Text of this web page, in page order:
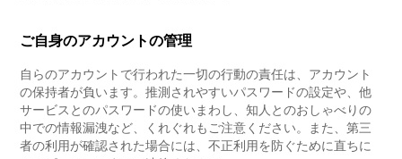
ご自身のアカウントの管理
自らのアカウントで行われた一切の行動の責任は、アカウント
の保持者が負います。推測されやすいパスワードの設定や、他
サービスとのパスワードの使いまわし、知人とのおしゃべりの
中での情報漏洩など、くれぐれもご注意ください。また、第三
者の利用が確認された場合には、不正利用を防ぐために直ちに